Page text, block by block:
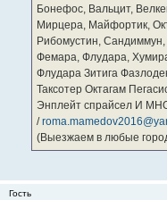
Бонефос, Вальцит,
Мирцера, Майфортик,
Рибомустин, Сандиммун,
Фемара, Флудара,
Флудара Зитига
Таксотер Октагам
Энплейт спрайсел И
/
(Выезжаем в любые
Гость